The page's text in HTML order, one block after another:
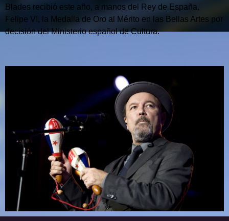
Blades recibió este año, a manos del Rey de España,
Felipe VI, la Medalla de Oro al Mérito en las Bellas Artes por
decisión del Ministerio español de Cultura.